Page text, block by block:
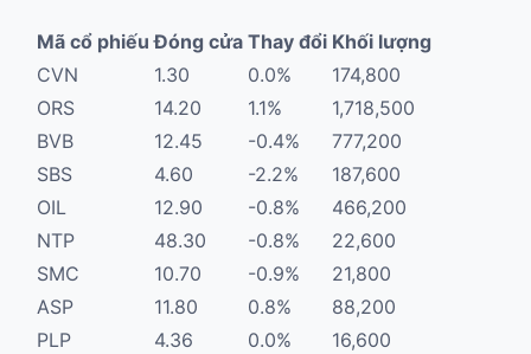
Mã cổ phiếu Đóng cửa Thay đổi Khối lượng
CVN
1.30 0.0%
174,800
ORS
14.20 1.1%
1,718,500
BVB
12.45 -0.4%
777,200
SBS
4.60 -2.2%
187,600
OIL
12.90 -0.8%
466,200
NTP
48.30 -0.8%
22,600
SMC
10.70 -0.9%
21,800
ASP
11.80 0.8%
88,200
PLP
4.36 0.0%
16,600